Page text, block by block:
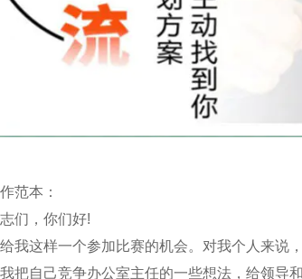
范本：
们，你们好!
我这样一个参加比赛的机会。对我个人来说
把自己竞争办公室主任的一些想法，给领导